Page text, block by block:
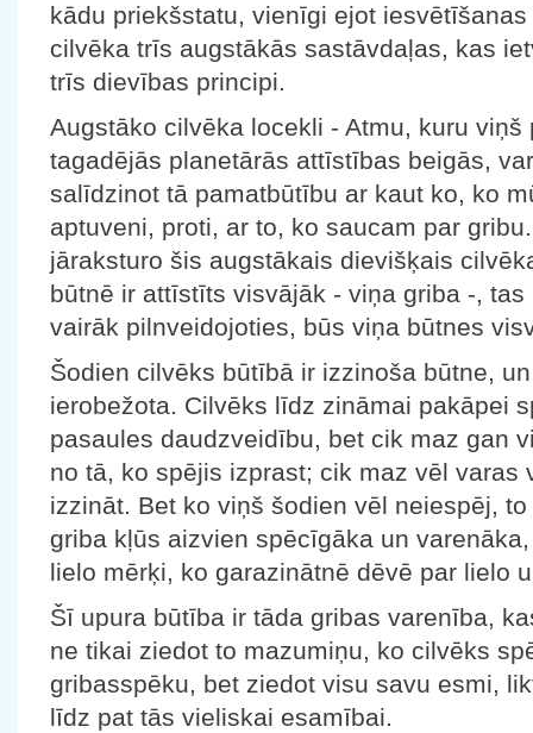
kādu priekšstatu, vienīgi ejot
cilvēka trīs augstākās sastāvdaļas, kas
trīs dievības principi.
Augstāko cilvēka locekli - Atmu, kuru
tagadējās planetārās attīstības beigās,
salīdzinot tā pamatbūtību ar kaut ko, ko
aptuveni, proti, ar to, ko saucam par
jāraksturo šis augstākais dievišķais
būtnē ir attīstīts visvājāk - viņa griba -,
vairāk pilnveidojoties, būs viņa būtnes
Šodien cilvēks būtībā ir izzinoša būtne,
ierobežota. Cilvēks līdz zināmai pakāpei
pasaules daudzveidību, bet cik maz gan
no tā, ko spējis izprast; cik maz vēl varas
izzināt. Bet ko viņš šodien vēl neiespēj,
griba kļūs aizvien spēcīgāka un
lielo mērķi, ko garazinātnē dēvē par lielo
Šī upura būtība ir tāda gribas varenība,
ne tikai ziedot to mazumiņu, ko cilvēks
gribasspēku, bet ziedot visu savu esmi,
līdz pat tās vieliskai esamībai.